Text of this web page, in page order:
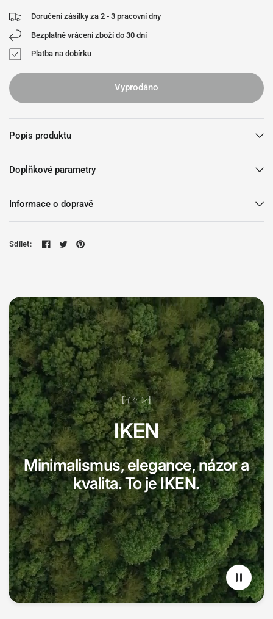
Doručení zásilky za 2 - 3 pracovní dny
Bezplatné vrácení zboží do 30 dní
Platba na dobírku
Vyprodáno
Popis produktu
Doplňkové parametry
Informace o dopravě
Sdílet:
[イケン]
IKEN
Minimalismus, elegance, názor a
kvalita. To je IKEN.